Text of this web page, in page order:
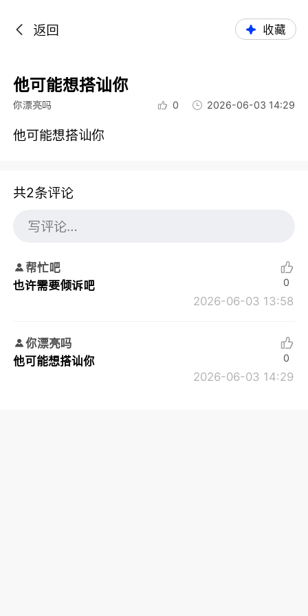
返回 收藏
他可能想搭讪你
你漂亮吗 0 2026-06-03 14:29
他可能想搭讪你
共2条评论
帮忙吧
也许需要倾诉吧
2026-06-03 13:58
0
你漂亮吗
他可能想搭讪你
2026-06-03 14:29
0